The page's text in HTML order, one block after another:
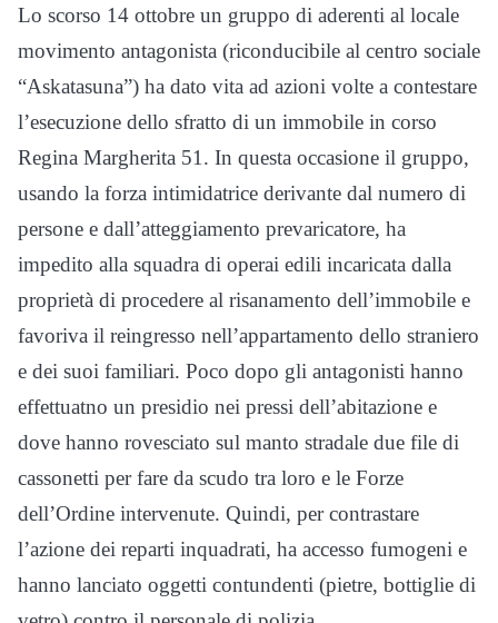
Lo scorso 14 ottobre un gruppo di aderenti al locale
movimento antagonista (riconducibile al centro sociale
“Askatasuna”) ha dato vita ad azioni volte a contestare
l’esecuzione dello sfratto di un immobile in corso
Regina Margherita 51. In questa occasione il gruppo,
usando la forza intimidatrice derivante dal numero di
persone e dall’atteggiamento prevaricatore, ha
impedito alla squadra di operai edili incaricata dalla
proprietà di procedere al risanamento dell’immobile e
favoriva il reingresso nell’appartamento dello straniero
e dei suoi familiari. Poco dopo gli antagonisti hanno
effettuatno un presidio nei pressi dell’abitazione e
dove hanno rovesciato sul manto stradale due file di
cassonetti per fare da scudo tra loro e le Forze
dell’Ordine intervenute. Quindi, per contrastare
l’azione dei reparti inquadrati, ha accesso fumogeni e
hanno lanciato oggetti contundenti (pietre, bottiglie di